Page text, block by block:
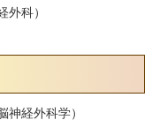
科）
経外科学）